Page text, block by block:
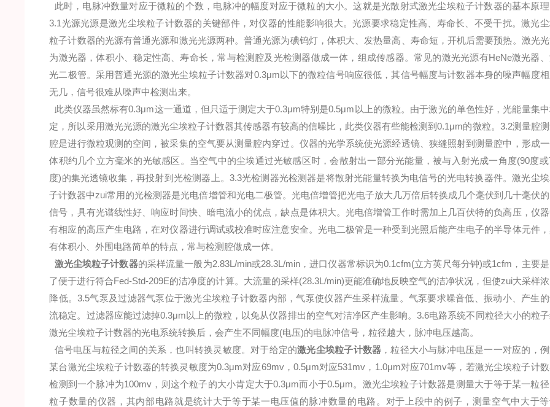
此时，电脉冲数量对应于微粒的个数，电脉冲的幅度对应于微粒的大小。这就是光散射式激光尘埃粒子计数器的基本原理
3.1光源光源是激光尘埃粒子计数器的关键部件，对仪器的性能影响很大。光源要求稳定性高、寿命长、不受干扰。激光
粒子计数器的光源有普通光源和激光光源两种。普通光源为碘钨灯，体积大、发热量高、寿命短，开机后需要预热。激光
为激光器，体积小、稳定性高、寿命长，常与检测腔及光检测器做成一体，组成传感器。常见的激光光源有HeNe激光器
光二极管。采用普通光源的激光尘埃粒子计数器对0.3μm以下的微粒信号响应很低，其信号幅度与计数器本身的噪声幅度
无几，信号很难从噪声中检测出来。
此类仪器虽然标有0.3μm这一通道，但只适于测定大于0.3μm特别是0.5μm以上的微粒。由于激光的单色性好，光能量集
定，所以采用激光光源的激光尘埃粒子计数器其传感器有较高的信噪比，此类仪器有些能检测到0.1μm的微粒。3.2测量腔
腔是进行微粒观测的空间，被采集的空气要从测量腔内穿过。仪器的光学系统使光源经透镜、狭缝照射到测量腔中，形成
体积约几个立方毫米的光敏感区。当空气中的尘埃通过光敏感区时，会散射出一部分光能量，被与入射光成一角度(90度或
度)的集光透镜收集，再投射到光检测器上。3.3光检测器光检测器是将散射光能量转换为电信号的光电转换器件。激光尘
子计数器中zui常用的光检测器是光电倍增管和光电二极管。光电倍增管把光电子放大几万倍后转换成几个毫伏到几十毫伏
信号，具有光谱线性好、响应时间快、暗电流小的优点，缺点是体积大。光电倍增管工作时需加上几百伏特的负高压，仪器
有相应的高压产生电路，在对仪器进行调试或校准时应注意安全。光电二极管是一种受到光照后能产生电子的半导体元件
有体积小、外围电路简单的特点，常与检测腔做成一体。
激光尘埃粒子计数器的采样流量一般为2.83L/min或28.3L/min，进口仪器常标识为0.1cfm(立方英尺每分钟)或1cfm，主要
了便于进行符合Fed-Std-209E的洁净度的计算。大流量的采样(28.3L/min)更能准确地反映空气的洁净状况，但使zui大采样
降低。3.5气泵及过滤器气泵位于激光尘埃粒子计数器内部，气泵使仪器产生采样流量。气泵要求噪音低、振动小、产生
流稳定。过滤器应能过滤掉0.3μm以上的微粒，以免从仪器排出的空气对洁净区产生影响。3.6电路系统不同粒径大小的粒
激光尘埃粒子计数器的光电系统转换后，会产生不同幅度(电压)的电脉冲信号，粒径越大，脉冲电压越高。
信号电压与粒径之间的关系，也叫转换灵敏度。对于给定的激光尘埃粒子计数器 ，粒径大小与脉冲电压是一一对应的，
某台激光尘埃粒子计数器的转换灵敏度为0.3μm对应69mv，0.5μm对应531mv，1.0μm对应701mv等，若激光尘埃粒子计
检测到一个脉冲为100mv，则这个粒子的大小肯定大于0.3μm而小于0.5μm。激光尘埃粒子计数器是测量大于等于某一粒
粒子数量的仪器，其内部电路就是统计大于等于某一电压值的脉冲数量的电路。对于上段中的例子，测量空气中大于